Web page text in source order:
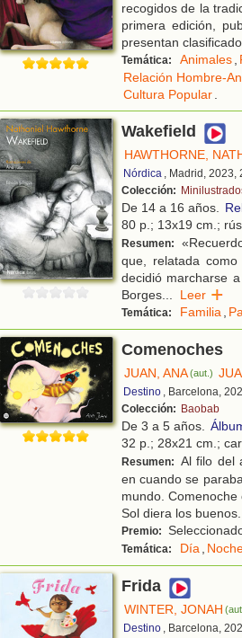
recogidos de la
primera edición,
presentan
Temática: Animales,
Relación Hombre-
Cultura Popular.
Wakefield
HAWTHORNE,
Nórdica , Madrid, 2023,
Colección:
De 14 a 16 años.
80 p.; 13x19 cm.;
Resumen:
que, relatada
decidió marcharse
Borges... Leer
Temática: Familia,
Comenoches
JUAN, ANA(aut.)
Destino , Barcelona,
Colección: Baobab
De 3 a 5 años.
32 p.; 28x21 cm.;
Resumen: Al filo del
en cuando se
mundo.
Sol diera los buenos
Premio:
Temática: Día,
Frida
WINTER, JONAH
Destino , Barcelona,